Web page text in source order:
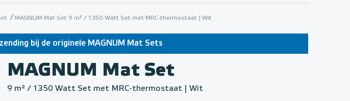
MAGNUM Mat Set 9 m² / 1350 Watt Set met MRC-thermostaat | Wit
bij de originele MAGNUM Mat Sets
MAGNUM Mat Set
9 m² / 1350 Watt Set met MRC-thermostaat | Wit